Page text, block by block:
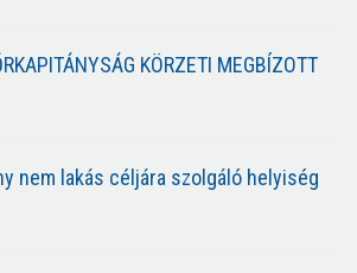
KÖRZETI MEGBÍZOTT
nem lakás céljára szolgáló helyiség